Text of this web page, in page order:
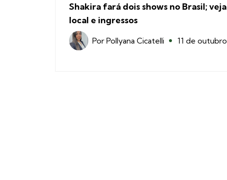
Shakira fará dois shows no Brasil; veja
local e ingressos
Por Pollyana Cicatelli 11 de outubro